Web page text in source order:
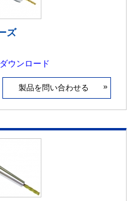
ズ
ウンロード
製品を問い合わせる »